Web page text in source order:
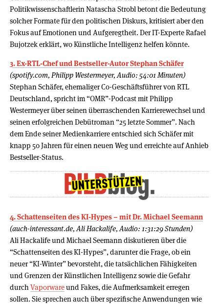
Politikwissenschaftlerin Natascha Strobl betont die Bedeutung
solcher Formate für den politischen Diskurs, kritisiert aber den
Fokus auf Emotionen und Aufgeregtheit. Der IT-Experte Rafael
Bujotzek erklärt, wo Künstliche Intelligenz helfen könnte.
3. Ex-RTL-Chef und Bestseller-Autor Stephan Schäfer
(spotify.com, Philipp Westermeyer, Audio: 54:01 Minuten)
Stephan Schäfer, ehemaliger Co-Geschäftsführer von RTL
Deutschland, spricht im “OMR”-Podcast mit Philipp
Westermeyer über seinen überraschenden Karrierewechsel und
seinen erfolgreichen Debütroman “25 letzte Sommer”. Nach
dem Ende seiner Medienkarriere entschied sich Schäfer mit
knapp 50 Jahren für einen neuen Weg und erreichte auf Anhieb
Bestseller-Status.
4. Schattenseiten des KI-Hypes – mit Dr. Michael Seemann
(auch-interessant.de, Ali Hackalife, Audio: 1:31:29 Stunden)
Ali Hackalife und Michael Seemann diskutieren über die
“Schattenseiten des KI-Hypes”, darunter die Frage, ob ein
neuer “KI-Winter” bevorsteht, die tatsächlichen Fähigkeiten
und Grenzen der Künstlichen Intelligenz sowie die Gefahr
durch Vaporwareund Fakes, die Aufmerksamkeit erregen
sollen. Sie sprechen auch über spezifische Anwendungen wie